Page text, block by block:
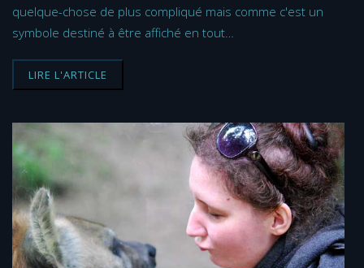
quelque-chose de plus compliqué mais comme c'est un
symbole destiné à être affiché en tout…
LIRE L'ARTICLE